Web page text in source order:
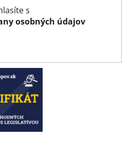
s
osobných údajov